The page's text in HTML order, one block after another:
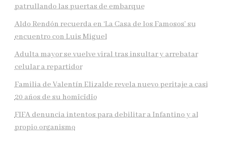
patrullando las puertas de embarque
Aldo Rendón recuerda en ‘La Casa de los Famosos’ su
encuentro con Luis Miguel
Adulta mayor se vuelve viral tras insultar y arrebatar
celular a repartidor
Familia de Valentín Elizalde revela nuevo peritaje a casi
20 años de su homîcîdîo
FIFA denuncia intentos para debilitar a Infantino y al
propio organismo